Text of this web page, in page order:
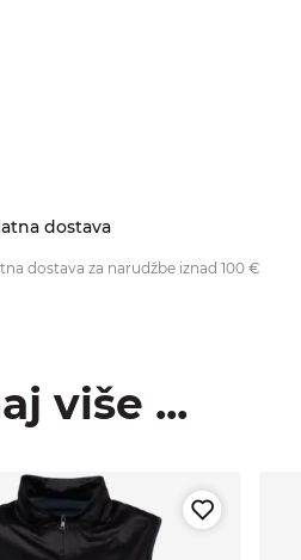
dostava
dostava za narudžbe iznad 100 €
više ...